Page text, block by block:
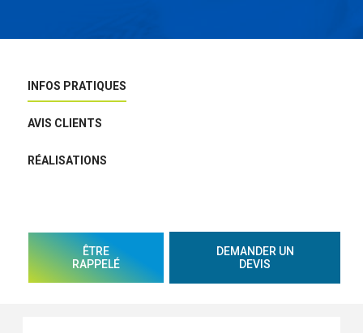
INFOS PRATIQUES
AVIS CLIENTS
RÉALISATIONS
ÊTRE
RAPPELÉ
DEMANDER UN
DEVIS